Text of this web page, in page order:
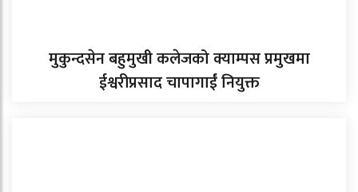
मुकुन्दसेन बहुमुखी कलेजको क्याम्पस प्रमुखमा
ईश्वरीप्रसाद चापागाईं नियुक्त